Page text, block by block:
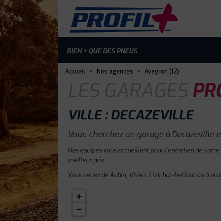
BIEN + QUE DES PNEUS
Accueil > Nos agences > Aveyron (12)
LES GARAGES
VILLE : DECAZEVILLE
Vous cherchez un garage à Decazeville
Nos équipes vous accueillent pour l'entretien de
meilleur prix.
Vous venez de Aubin, Viviez, Livinhac-le-Haut ou à
+
−